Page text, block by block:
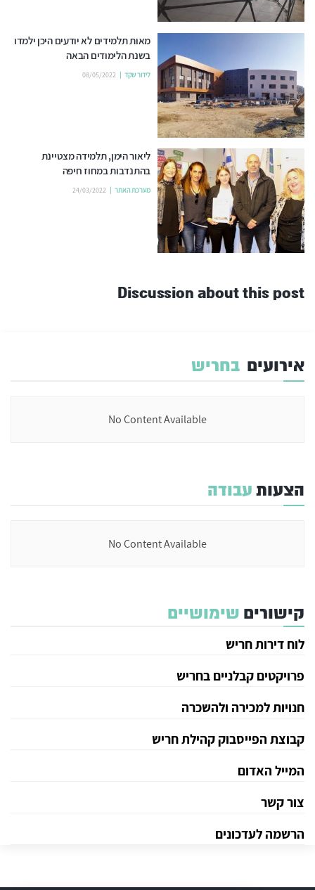
מאות תלמידים לא יודעים היכן ילמדו
בשנת הלימודים הבאה
לידור שקד 08/05/2022
ליאור הימן, תלמידה מצטיינת
בהתנדבות במחוז חיפה
מערכת האתר 24/03/2022
Discussion about this post
אירועים בחריש
No Content Available
הצעותעבודה
No Content Available
קישורים שימושיים
לוח דירות חריש
פרויקטים קבלניים בחריש
חנויות למכירה ולהשכרה
קבוצת הפייסבוק קהילת חריש
המייל האדום
צור קשר
הרשמה לעדכונים